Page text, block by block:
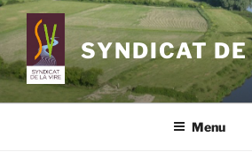
Aller
au
contenu
principal
SYNDICAT
Menu